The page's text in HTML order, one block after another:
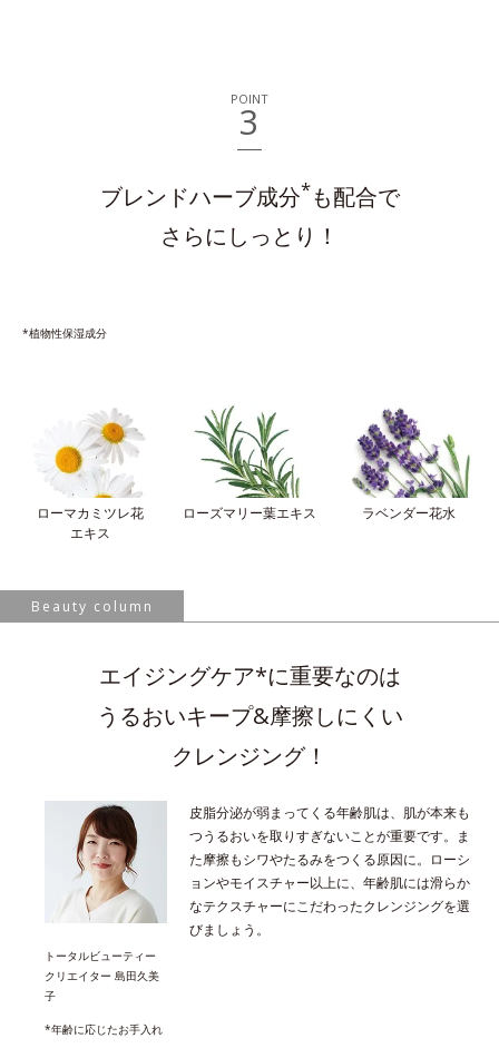
POINT
3
ブレンドハーブ成分*も配合で
さらにしっとり！
*植物性保湿成分
ローマカミツレ花
エキス
ローズマリー葉エキス ラベンダー花水
Beauty column
トータルビューティー
クリエイター 島田久美
子
エイジングケア*に重要なのは
うるおいキープ&摩擦しにくい
クレンジング！
皮脂分泌が弱まってくる年齢肌は、肌が本来も
つうるおいを取りすぎないことが重要です。ま
た摩擦もシワやたるみをつくる原因に。ローシ
ョンやモイスチャー以上に、年齢肌には滑らか
なテクスチャーにこだわったクレンジングを選
びましょう。
*年齢に応じたお手入れ